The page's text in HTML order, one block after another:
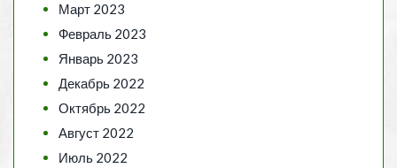
Март 2023
Февраль 2023
Январь 2023
Декабрь 2022
Октябрь 2022
Август 2022
Июль 2022